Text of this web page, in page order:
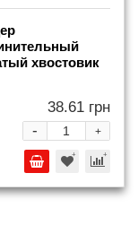
хвостовик
38.61 грн
+
-